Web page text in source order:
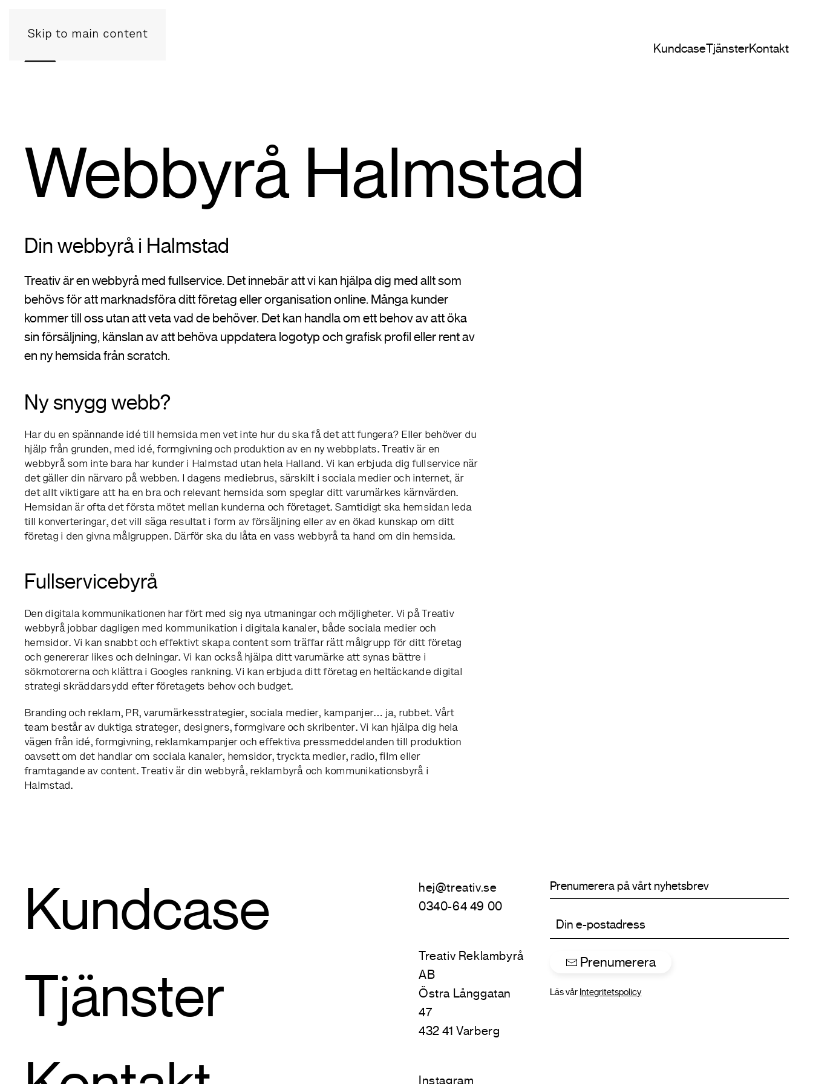
Skip to main content
KundcaseTjänsterKontakt
Webbyrå Halmstad
Din webbyrå i Halmstad
Treativ är en webbyrå med fullservice. Det innebär att vi kan hjälpa dig med allt som
behövs för att marknadsföra ditt företag eller organisation online. Många kunder
kommer till oss utan att veta vad de behöver. Det kan handla om ett behov av att öka
sin försäljning, känslan av att behöva uppdatera logotyp och grafisk profil eller rent av
en ny hemsida från scratch.
Ny snygg webb?
Har du en spännande idé till hemsida men vet inte hur du ska få det att fungera? Eller behöver du
hjälp från grunden, med idé, formgivning och produktion av en ny webbplats. Treativ är en
webbyrå som inte bara har kunder i Halmstad utan hela Halland. Vi kan erbjuda dig fullservice när
det gäller din närvaro på webben. I dagens mediebrus, särskilt i sociala medier och internet, är
det allt viktigare att ha en bra och relevant hemsida som speglar ditt varumärkes kärnvärden.
Hemsidan är ofta det första mötet mellan kunderna och företaget. Samtidigt ska hemsidan leda
till konverteringar, det vill säga resultat i form av försäljning eller av en ökad kunskap om ditt
företag i den givna målgruppen. Därför ska du låta en vass webbyrå ta hand om din hemsida.
Fullservicebyrå
Den digitala kommunikationen har fört med sig nya utmaningar och möjligheter. Vi på Treativ
webbyrå jobbar dagligen med kommunikation i digitala kanaler, både sociala medier och
hemsidor. Vi kan snabbt och effektivt skapa content som träffar rätt målgrupp för ditt företag
och genererar likes och delningar. Vi kan också hjälpa ditt varumärke att synas bättre i
sökmotorerna och klättra i Googles rankning. Vi kan erbjuda ditt företag en heltäckande digital
strategi skräddarsydd efter företagets behov och budget.
Branding och reklam, PR, varumärkesstrategier, sociala medier, kampanjer… ja, rubbet. Vårt
team består av duktiga strateger, designers, formgivare och skribenter. Vi kan hjälpa dig hela
vägen från idé, formgivning, reklamkampanjer och effektiva pressmeddelanden till produktion
oavsett om det handlar om sociala kanaler, hemsidor, tryckta medier, radio, film eller
framtagande av content. Treativ är din webbyrå, reklambyrå och kommunikationsbyrå i
Halmstad.
Kundcase
Tjänster
hej@treativ.se
0340-64 49 00
Treativ Reklambyrå
AB
Östra Långgatan
47
432 41 Varberg
Instagram
Prenumerera på vårt nyhetsbrev
Prenumerera
Läs vår Integritetspolicy